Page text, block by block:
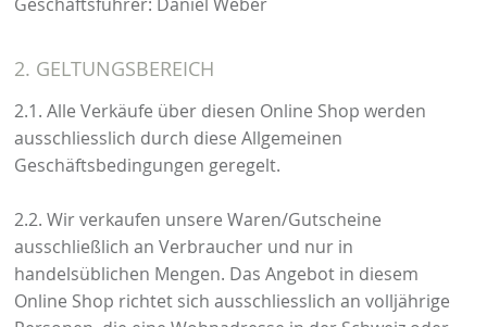
2. GELTUNGSBEREICH
2.1. Alle Verkäufe über diesen Online Shop werden
ausschliesslich durch diese Allgemeinen
Geschäftsbedingungen geregelt.
2.2. Wir verkaufen unsere Waren/Gutscheine
ausschließlich an Verbraucher und nur in
handelsüblichen Mengen. Das Angebot in diesem
Online Shop richtet sich ausschliesslich an volljährige